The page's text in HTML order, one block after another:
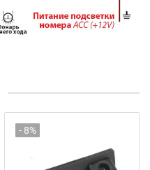
- 8%